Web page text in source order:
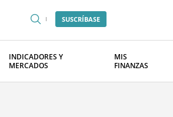
SUSCRÍBASE
INDICADORES Y
MERCADOS
MIS
FINANZAS